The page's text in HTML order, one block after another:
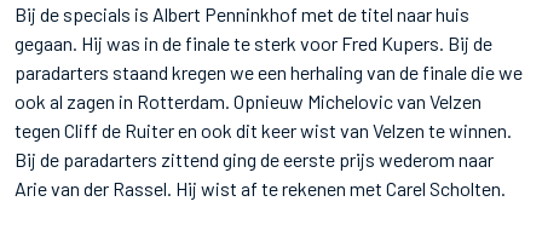
Bij de specials is Albert Penninkhof met de titel naar huis
gegaan. Hij was in de finale te sterk voor Fred Kupers. Bij de
paradarters staand kregen we een herhaling van de finale die we
ook al zagen in Rotterdam. Opnieuw Michelovic van Velzen
tegen Cliff de Ruiter en ook dit keer wist van Velzen te winnen.
Bij de paradarters zittend ging de eerste prijs wederom naar
Arie van der Rassel. Hij wist af te rekenen met Carel Scholten.